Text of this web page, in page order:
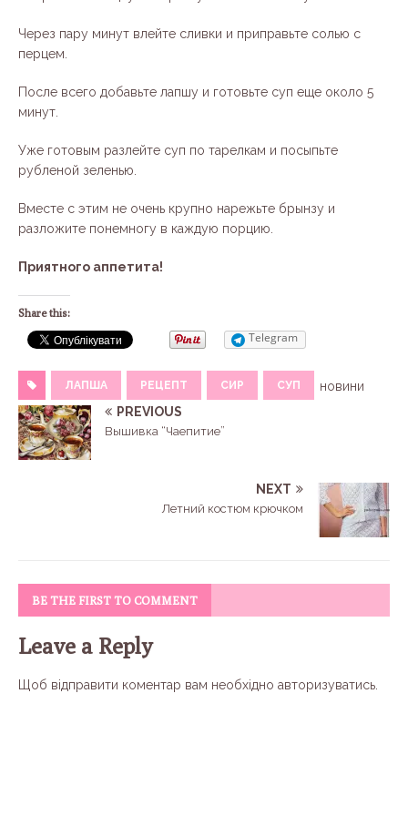
Через пару минут влейте сливки и приправьте солью с
перцем.
После всего добавьте лапшу и готовьте суп еще около 5
минут.
Уже готовым разлейте суп по тарелкам и посыпьте
рубленой зеленью.
Вместе с этим не очень крупно нарежьте брынзу и
разложите понемногу в каждую порцию.
Приятного аппетита!
Share this:
Telegram
ЛАПША РЕЦЕПТ СИР СУП
новини
PREVIOUS
Вышивка “Чаепитие”
NEXT
Летний костюм крючком
BE THE FIRST TO COMMENT
Leave a Reply
Щоб відправити коментар вам необхідно авторизуватись.